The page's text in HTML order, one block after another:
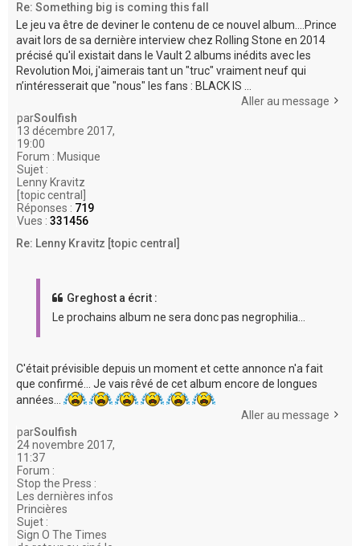
Re: Something big is coming this fall
Le jeu va être de deviner le contenu de ce nouvel album....Prince
avait lors de sa dernière interview chez Rolling Stone en 2014
précisé qu'il existait dans le Vault 2 albums inédits avec les
Revolution Moi, j'aimerais tant un "truc" vraiment neuf qui
n’intéresserait que "nous" les fans : BLACK IS ...
Aller au message
parSoulfish
13 décembre 2017,
19:00
Forum : Musique
Sujet :
Lenny Kravitz
[topic central]
Réponses : 719
Vues : 331456
Re: Lenny Kravitz [topic central]
Greghost a écrit :
Le prochains album ne sera donc pas negrophilia...
C'était prévisible depuis un moment et cette annonce n'a fait
que confirmé... Je vais rêvé de cet album encore de longues
années...
Aller au message
parSoulfish
24 novembre 2017,
11:37
Forum :
Stop the Press :
Les dernières infos
Princières
Sujet :
Sign O The Times